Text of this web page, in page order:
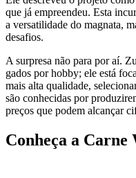
que já empreendeu. Esta
a versatilidade do magnata,
desafios.
A surpresa não para por aí.
gados por hobby; ele está
mais alta qualidade,
são conhecidas por
preços que podem alcançar
Conheça a Carne